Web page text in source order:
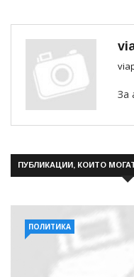
За
ПУБЛИКАЦИИ, КОИТО
ПОЛИТИКА